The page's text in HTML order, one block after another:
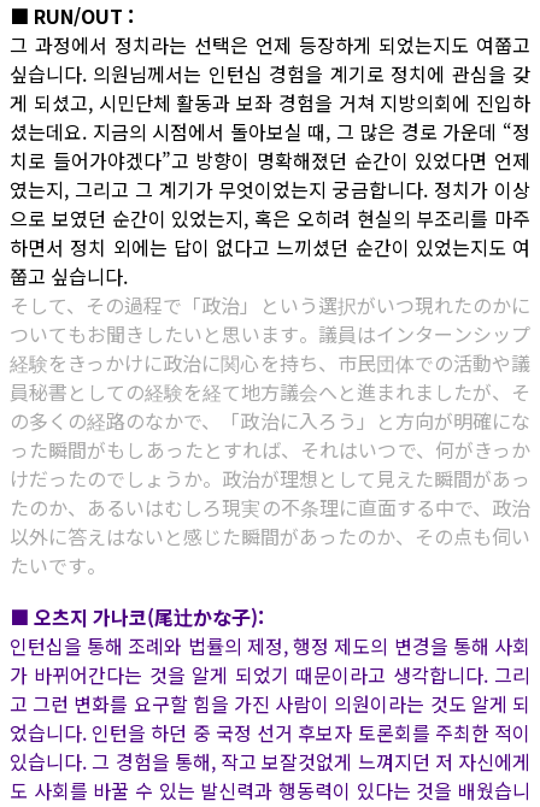
■ RUN/OUT :
그 과정에서 정치라는 선택은 언제 등장하게 되었는지도 여쭙고
싶습니다. 의원님께서는 인턴십 경험을 계기로 정치에 관심을 갖
게 되셨고, 시민단체 활동과 보좌 경험을 거쳐 지방의회에 진입하
셨는데요. 지금의 시점에서 돌아보실 때, 그 많은 경로 가운데 “정
치로 들어가야겠다”고 방향이 명확해졌던 순간이 있었다면 언제
였는지, 그리고 그 계기가 무엇이었는지 궁금합니다. 정치가 이상
으로 보였던 순간이 있었는지, 혹은 오히려 현실의 부조리를 마주
하면서 정치 외에는 답이 없다고 느끼셨던 순간이 있었는지도 여
쭙고 싶습니다.
そして、その過程で「政治」という選択がいつ現れたのかに
ついてもお聞きしたいと思います。議員はインターンシップ
経験をきっかけに政治に関心を持ち、市民団体での活動や議
員秘書としての経験を経て地方議会へと進まれましたが、そ
の多くの経路のなかで、「政治に入ろう」と方向が明確にな
った瞬間がもしあったとすれば、それはいつで、何がきっか
けだったのでしょうか。政治が理想として見えた瞬間があっ
たのか、あるいはむしろ現実の不条理に直面する中で、政治
以外に答えはないと感じた瞬間があったのか、その点も伺い
たいです。
■ 오츠지 가나코(尾辻かな子):
인턴십을 통해 조례와 법률의 제정, 행정 제도의 변경을 통해 사회
가 바뀌어간다는 것을 알게 되었기 때문이라고 생각합니다. 그리
고 그런 변화를 요구할 힘을 가진 사람이 의원이라는 것도 알게 되
었습니다. 인턴을 하던 중 국정 선거 후보자 토론회를 주최한 적이
있습니다. 그 경험을 통해, 작고 보잘것없게 느껴지던 저 자신에게
도 사회를 바꿀 수 있는 발신력과 행동력이 있다는 것을 배웠습니